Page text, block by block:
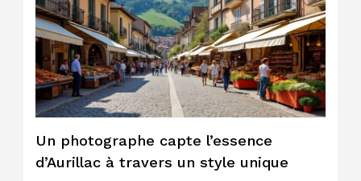
Un photographe capte l’essence
d’Aurillac à travers un style unique